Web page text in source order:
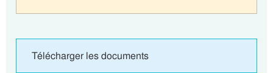
Télécharger les documents